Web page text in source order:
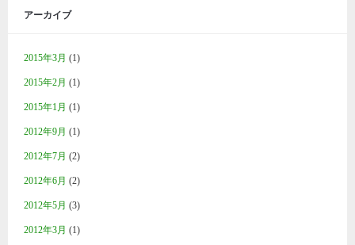
アーカイブ
2015年3月 (1)
2015年2月 (1)
2015年1月 (1)
2012年9月 (1)
2012年7月 (2)
2012年6月 (2)
2012年5月 (3)
2012年3月 (1)